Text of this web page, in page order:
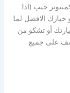
جيب (اذا
خيارك الافضل لما
أو تشكو من
على جميع